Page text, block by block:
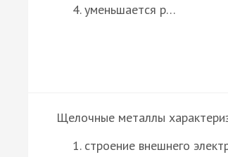
уменьшается р…
Щелочные металлы
строение внешнего